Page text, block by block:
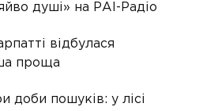
душі» на РАІ-Радіо
відбулася
проща
доби пошуків: у лісі